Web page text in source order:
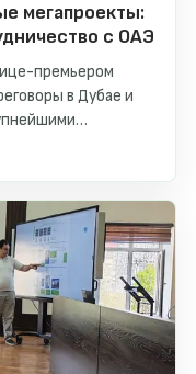
мегапроекты:
с ОАЭ
премьером
в Дубае и